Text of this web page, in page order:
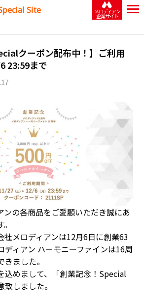
Site メロディアン
企業サイト
クーポン配布中！】ご利用
23:59まで
ンの各商品をご愛顧いただき誠にあ
社メロディアンは12月6日に創業63
ディアン ハーモニーファインは16周
ました。
込めまして、「創業記念！Special
しました。